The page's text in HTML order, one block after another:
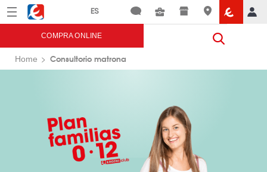
Menú Eroski
COMPRA ONLINE
Home Consultorio matrona